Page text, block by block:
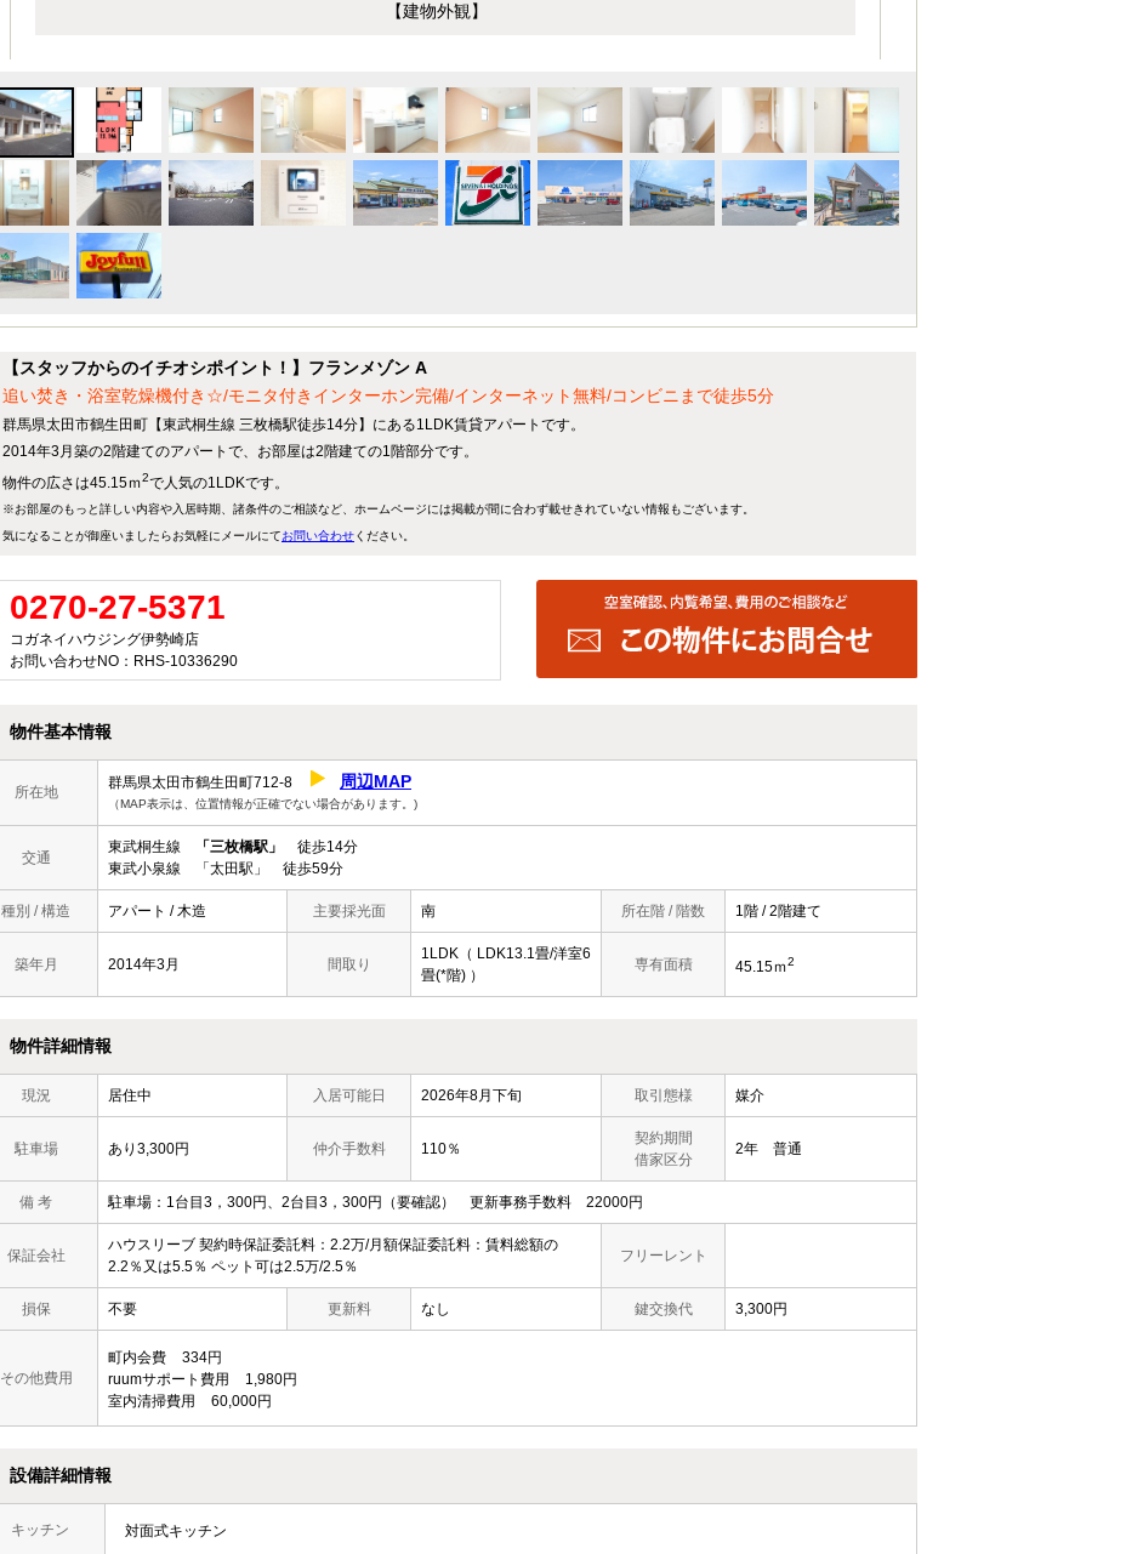
【建物外観】
【スタッフからのイチオシポイント！】フランメゾン A
追い焚き・浴室乾燥機付き☆/モニタ付きインターホン完備/インターネット無料/コンビニまで徒歩5分
群馬県太田市鶴生田町【東武桐生線 三枚橋駅徒歩14分】にある1LDK賃貸アパートです。
2014年3月築の2階建てのアパートで、お部屋は2階建ての1階部分です。
物件の広さは45.15ｍ2で人気の1LDKです。
※お部屋のもっと詳しい内容や入居時期、諸条件のご相談など、ホームページには掲載が間に合わず載せきれていない情報もございます。
気になることが御座いましたらお気軽にメールにてお問い合わせください。
0270-27-5371
コガネイハウジング伊勢崎店
お問い合わせNO：RHS-10336290
物件基本情報
所在地
群馬県太田市鶴生田町712-8 周辺MAP
（MAP表示は、位置情報が正確でない場合があります。)
交通
東武桐生線 「三枚橋駅」
徒歩14分
東武小泉線 「太田駅」 徒歩59分
種別 / 構造 アパート / 木造 主要採光面 南 所在階 / 階数 1階 / 2階建て
築年月 2014年3月 間取り
1LDK（ LDK13.1畳/洋室6
畳(*階) ）
専有面積 45.15ｍ2
物件詳細情報
現況 居住中 入居可能日 2026年8月下旬 取引態様 媒介
駐車場 あり3,300円 仲介手数料 110％
契約期間
借家区分
2年 普通
備 考 駐車場：1台目3，300円、2台目3，300円（要確認） 更新事務手数料 22000円
保証会社
ハウスリーブ 契約時保証委託料：2.2万/月額保証委託料：賃料総額の
2.2％又は5.5％ ペット可は2.5万/2.5％
フリーレント
損保 不要 更新料 なし 鍵交換代 3,300円
その他費用
町内会費
334円
ruumサポート費用
1,980円
室内清掃費用
60,000円
設備詳細情報
キッチン 対面式キッチン